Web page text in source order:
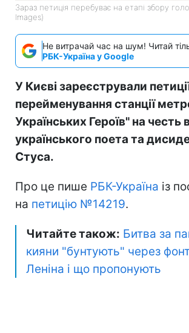
Зараз петиція перебуває на етапі збору
Images)
Не витрачай час на шум! Читай
РБК-Україна у Google
У Києві зареєстрували
перейменування станції
Українських Героїв" на честь
українського поета та
Стуса.
Про це пише РБК-Україна із
на петицію №14219.
Читайте також: Битва за
кияни "бунтують" через
Леніна і що пропонують